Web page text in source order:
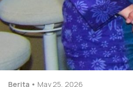
Berita May 25, 2026